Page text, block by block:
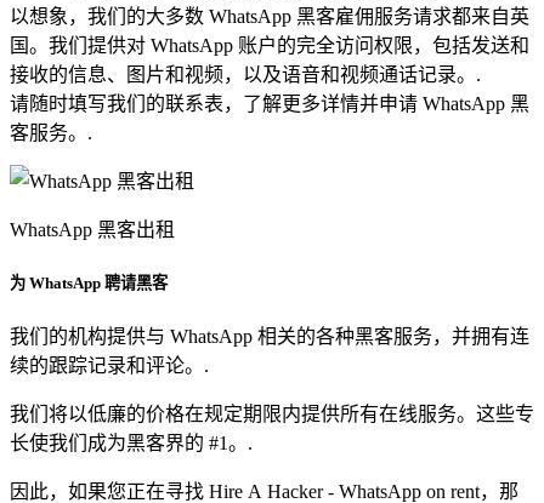
以想象，我们的大多数 WhatsApp 黑客雇佣服务请求都来自英
国。我们提供对 WhatsApp 账户的完全访问权限，包括发送和
接收的信息、图片和视频，以及语音和视频通话记录。.
请随时填写我们的联系表，了解更多详情并申请 WhatsApp 黑
客服务。.
WhatsApp 黑客出租
为 WhatsApp 聘请黑客
我们的机构提供与 WhatsApp 相关的各种黑客服务，并拥有连
续的跟踪记录和评论。.
我们将以低廉的价格在规定期限内提供所有在线服务。这些专
长使我们成为黑客界的 #1。.
因此，如果您正在寻找 Hire A Hacker - WhatsApp on rent，那